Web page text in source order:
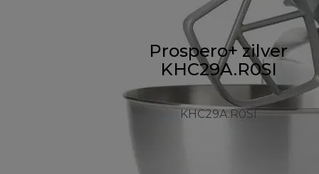
Prospero+ zilver
KHC29A.R0SI
KHC29A.R0SI